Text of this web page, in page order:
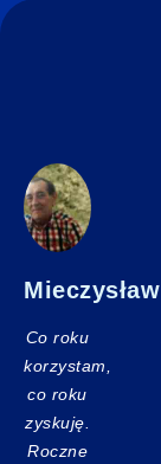
Mieczysław
Co roku
korzystam,
co roku
zyskuję.
Roczne